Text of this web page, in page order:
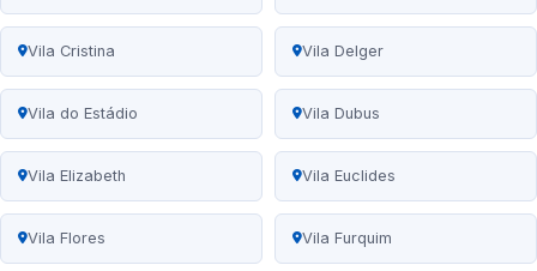
Vila Cristina Vila Delger
Vila do Estádio Vila Dubus
Vila Elizabeth Vila Euclides
Vila Flores Vila Furquim